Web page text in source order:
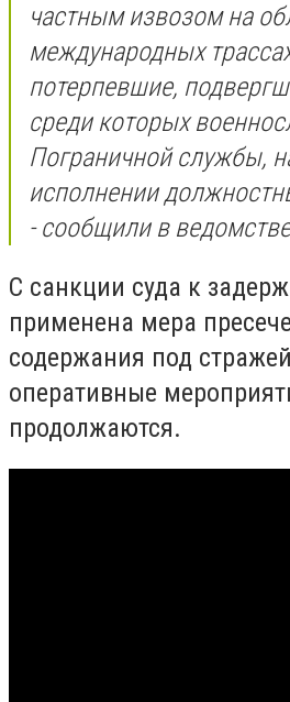
частным извозом на
международных
потерпевшие,
среди которых
Пограничной службы,
исполнении
- сообщили в
С санкции суда к
применена мера
содержания под
оперативные
продолжаются.